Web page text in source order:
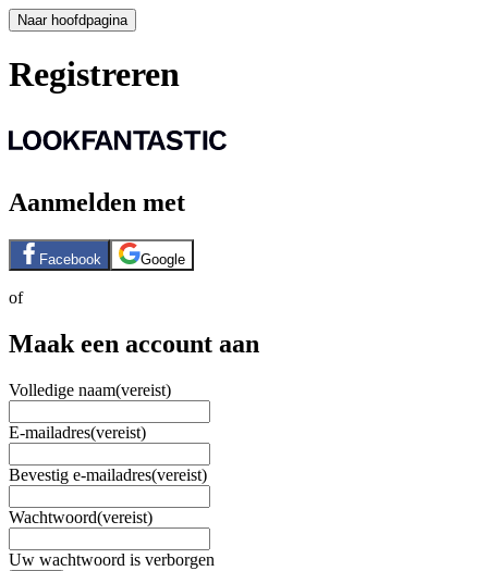
Naar hoofdpagina
Registreren
Aanmelden met
Facebook Google
of
Maak een account aan
Volledige naam(vereist)
E-mailadres(vereist)
Bevestig e-mailadres(vereist)
Wachtwoord(vereist)
Uw wachtwoord is verborgen